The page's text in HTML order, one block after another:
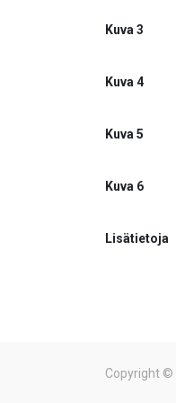
Kuva 3
Kuva 4
Kuva 5
Kuva 6
Lisätietoja
Copyright ©